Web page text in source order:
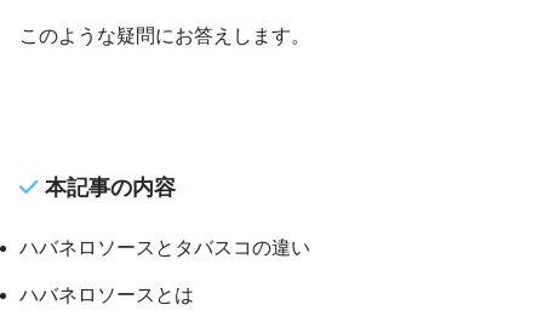
このような疑問にお答えします。
本記事の内容
ハバネロソースとタバスコの違い
ハバネロソースとは